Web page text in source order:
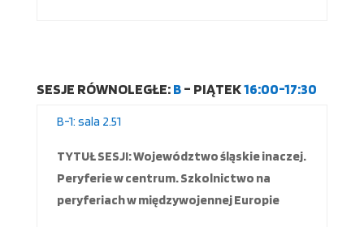
SESJE RÓWNOLEGŁE:B– PIĄTEK16:00-17:30
B-1: sala 2.51
TYTUŁSESJI: Województwo śląskie inaczej.
Peryferie w centrum. Szkolnictwo na
peryferiach w międzywojennej Europie